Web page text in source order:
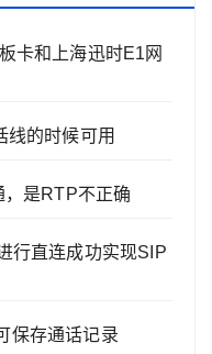
卡和上海迅时E1网
线的时候可用
是RTP不正确
行直连成功实现SIP
保存通话记录